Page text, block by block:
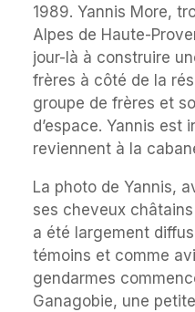
1989. Yannis More,
Alpes de Haute-
jour-là à construire
frères à côté de la
groupe de frères et
d’espace. Yannis est
reviennent à la
La photo de Yannis,
ses cheveux
a été largement
témoins et comme
gendarmes
Ganagobie, une